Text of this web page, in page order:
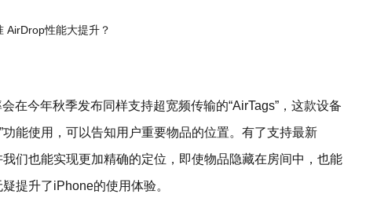
在今年秋季发布同样支持超宽频传输的“AirTags”，这款设备
功能使用，可以告知用户重要物品的位置。有了支持最新
们也能实现更加精确的定位，即使物品隐藏在房间中，也能
提升了iPhone的使用体验。